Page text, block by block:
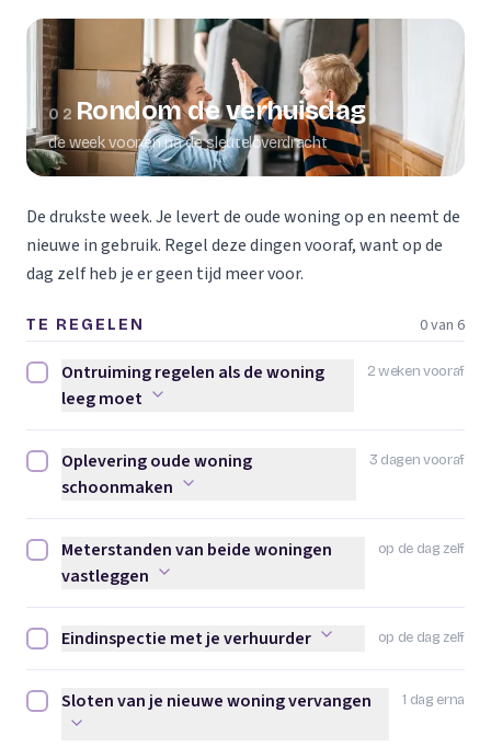
02 Rondom de verhuisdag
de week voor en na de sleuteloverdracht
De drukste week. Je levert de oude woning op en neemt de
nieuwe in gebruik. Regel deze dingen vooraf, want op de
dag zelf heb je er geen tijd meer voor.
TE REGELEN 0 van 6
2 weken vooraf
Ontruiming regelen als de woning leeg moet afvinken
Ontruiming regelen als de woning
leeg moet
3 dagen vooraf
Oplevering oude woning schoonmaken afvinken
Oplevering oude woning
schoonmaken
op de dag zelf
Meterstanden van beide woningen vastleggen afvinken
Meterstanden van beide woningen
vastleggen
op de dag zelf
Eindinspectie met je verhuurder afvinken
Eindinspectie met je verhuurder
1 dag erna
Sloten van je nieuwe woning vervangen afvinken
Sloten van je nieuwe woning vervangen